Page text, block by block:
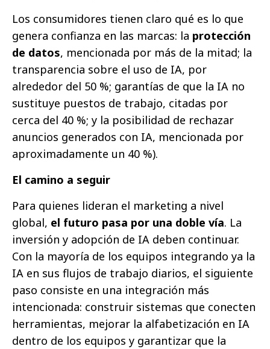
Los consumidores tienen claro qué es lo que
genera confianza en las marcas: la protección
de datos, mencionada por más de la mitad; la
transparencia sobre el uso de IA, por
alrededor del 50 %; garantías de que la IA no
sustituye puestos de trabajo, citadas por
cerca del 40 %; y la posibilidad de rechazar
anuncios generados con IA, mencionada por
aproximadamente un 40 %).
El camino a seguir
Para quienes lideran el marketing a nivel
global, el futuro pasa por una doble vía. La
inversión y adopción de IA deben continuar.
Con la mayoría de los equipos integrando ya la
IA en sus flujos de trabajo diarios, el siguiente
paso consiste en una integración más
intencionada: construir sistemas que conecten
herramientas, mejorar la alfabetización en IA
dentro de los equipos y garantizar que la